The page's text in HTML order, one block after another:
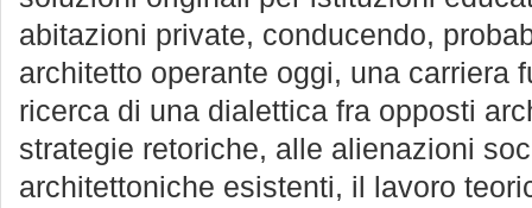
abitazioni private, conducendo,
architetto operante oggi, una carriera
ricerca di una dialettica fra opposti
strategie retoriche, alle alienazioni
architettoniche esistenti, il lavoro